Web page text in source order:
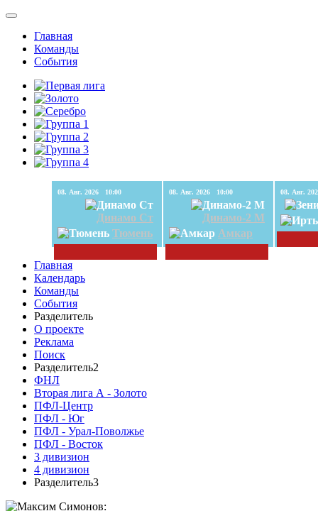
Главная
Команды
События
08. Авг. 2026 10:00
Динамо Ст
Тюмень
08. Авг. 2026 10:00
Динамо-2 М
Амкар
Главная
Календарь
Команды
События
Разделитель
О проекте
Реклама
Поиск
Разделитель2
ФНЛ
Вторая лига А - Золото
ПФЛ-Центр
ПФЛ - Юг
ПФЛ - Урал-Поволжье
ПФЛ - Восток
3 дивизион
4 дивизион
Разделитель3